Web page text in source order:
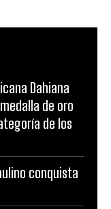
Dahiana
de oro
de los
conquista